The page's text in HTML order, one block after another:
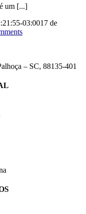
um [...]
03:0017 de
– SC, 88135-401